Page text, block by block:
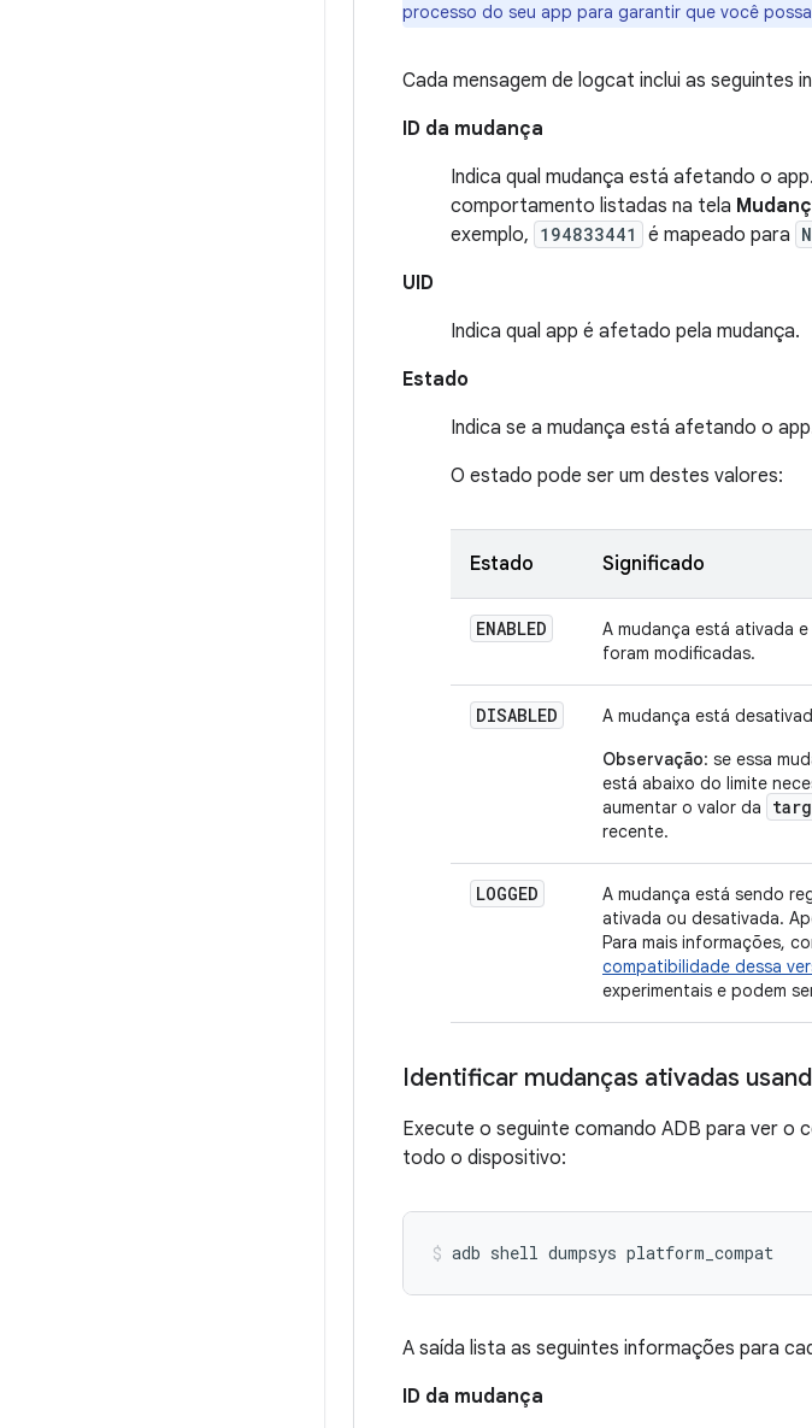
processo do seu app para garantir que você
Cada mensagem de logcat inclui as seguintes
ID da mudança
Indica qual mudança está afetando o
comportamento listadas na tela
exemplo, 194833441 é mapeado para
UID
Indica qual app é afetado pela mudança.
Estado
Indica se a mudança está afetando o
O estado pode ser um destes valores:
Estado Significado
ENABLED
A mudança está ativada
foram modificadas.
DISABLED
A mudança está
Observação: se essa
está abaixo do limite
aumentar o valor da
recente.
LOGGED
A mudança está sendo
ativada ou desativada.
Para mais informações,
compatibilidade dessa
experimentais e podem
Identificar mudanças ativadas
Execute o seguinte comando ADB para ver o
todo o dispositivo:
A saída lista as seguintes informações para
ID da mudança